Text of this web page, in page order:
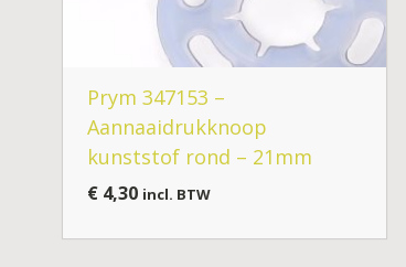
Prym 347153 –
Aannaaidrukknoop
kunststof rond – 21mm
€4,30 incl. BTW